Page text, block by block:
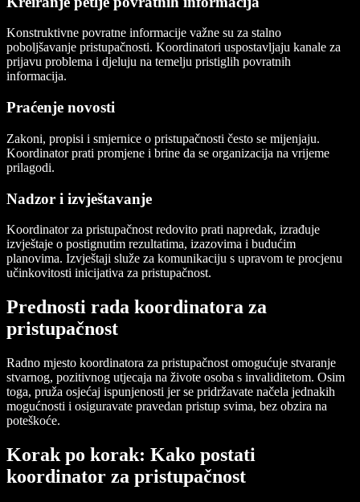
Konstruktivne povratne informacije važne su za stalno
poboljšavanje pristupačnosti. Koordinatori uspostavljaju kanale za
prijavu problema i djeluju na temelju pristiglih povratnih
informacija.
Praćenje novosti
Zakoni, propisi i smjernice o pristupačnosti često se mijenjaju.
Koordinator prati promjene i brine da se organizacija na vrijeme
prilagodi.
Nadzor i izvještavanje
Koordinator za pristupačnost redovito prati napredak, izrađuje
izvještaje o postignutim rezultatima, izazovima i budućim
planovima. Izvještaji služe za komunikaciju s upravom te procjenu
učinkovitosti inicijativa za pristupačnost.
Prednosti rada koordinatora za
pristupačnost
Radno mjesto koordinatora za pristupačnost omogućuje stvaranje
stvarnog, pozitivnog utjecaja na živote osoba s invaliditetom. Osim
toga, pruža osjećaj ispunjenosti jer se pridržavate načela jednakih
mogućnosti i osiguravate pravedan pristup svima, bez obzira na
poteškoće.
Korak po korak: Kako postati
koordinator za pristupačnost